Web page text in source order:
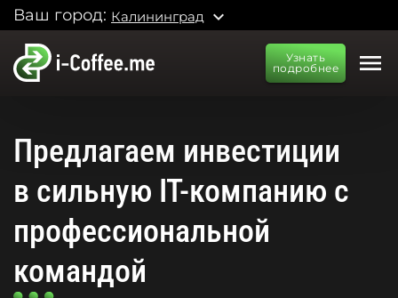
Ваш город: Калининград expand_more
Узнать
подробнее
menu
Предлагаем инвестиции
в сильную IT-компанию с
профессиональной
командой